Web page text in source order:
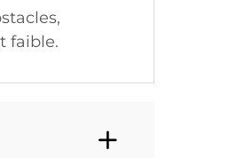
faible.